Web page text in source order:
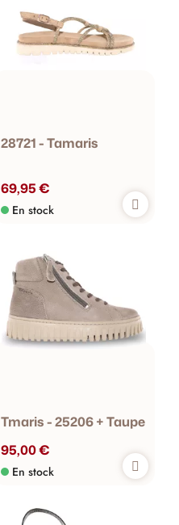
28721 - Tamaris
69,95 €
En stock
Tmaris - 25206 + Taupe
95,00 €
En stock